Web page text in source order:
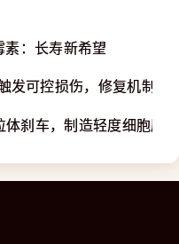
：长寿新希望
发可控损伤，修复机制放
体刹车，制造轻度细胞压力